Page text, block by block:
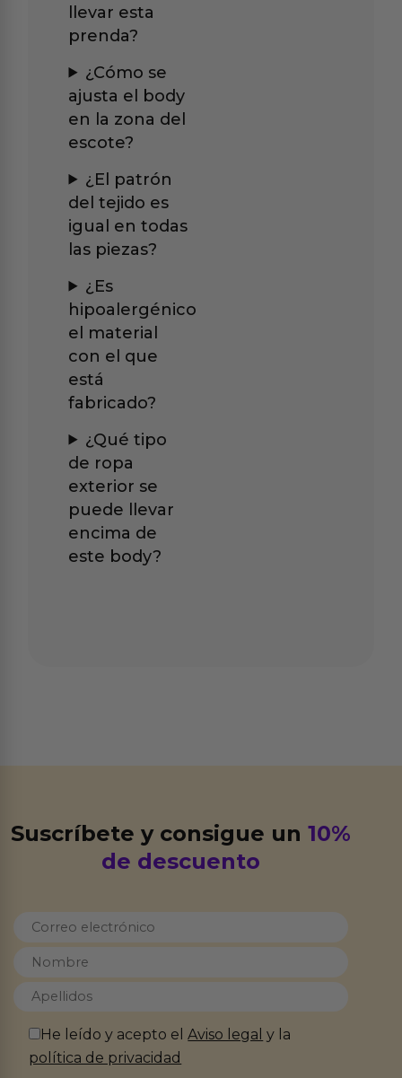
llevar esta
prenda?
¿Cómo se
ajusta el body
en la zona del
escote?
¿El patrón
del tejido es
igual en todas
las piezas?
¿Es
hipoalergénico
el material
con el que
está
fabricado?
¿Qué tipo
de ropa
exterior se
puede llevar
encima de
este body?
Suscríbete y consigue un10%
de descuento
He leído y acepto elAviso legal y la
política de privacidad